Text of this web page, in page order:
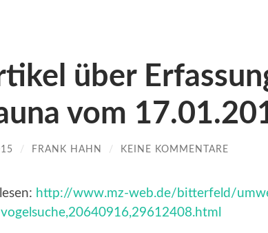
über
vom
/ FRANK HAHN / KEINE KOMMENTARE
http://www.mz-web.de/bitterfeld/